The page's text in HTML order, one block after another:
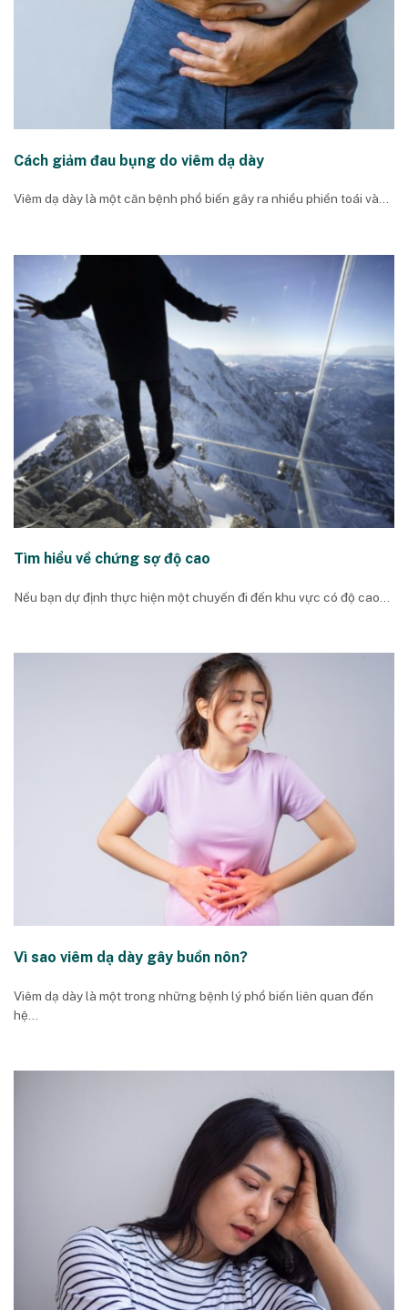
Cách giảm đau bụng do viêm dạ dày
Viêm dạ dày là một căn bệnh phổ biến gây ra nhiều phiền toái và...
Tìm hiểu về chứng sợ độ cao
Nếu bạn dự định thực hiện một chuyến đi đến khu vực có độ cao...
Vì sao viêm dạ dày gây buồn nôn?
Viêm dạ dày là một trong những bệnh lý phổ biến liên quan đến
hệ...